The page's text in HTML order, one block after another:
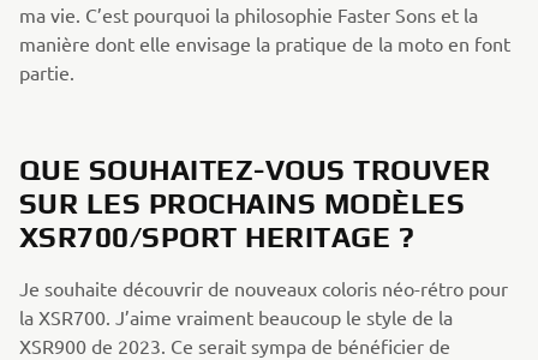
ma vie. C’est pourquoi la philosophie Faster Sons et la
manière dont elle envisage la pratique de la moto en font
partie.
QUE SOUHAITEZ-VOUS TROUVER
SUR LES PROCHAINS MODÈLES
XSR700/SPORT HERITAGE ?
Je souhaite découvrir de nouveaux coloris néo-rétro pour
la XSR700. J’aime vraiment beaucoup le style de la
XSR900 de 2023. Ce serait sympa de bénéficier de